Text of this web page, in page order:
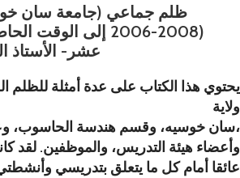
ظلم جماعي (جامعة سان
(2008-2006 إلى
عشر- الأستاذ
يحتوي هذا الكتاب على عدة أمثلة للظلم
ولاية
سان خوسيه، وقسم هندسة الحاسوب، وعمداء كلية الهندسة،
وأعضاء هيئة التدريس، والموظفين. لقد
عائقا أمام كل ما يتعلق بتدريسي